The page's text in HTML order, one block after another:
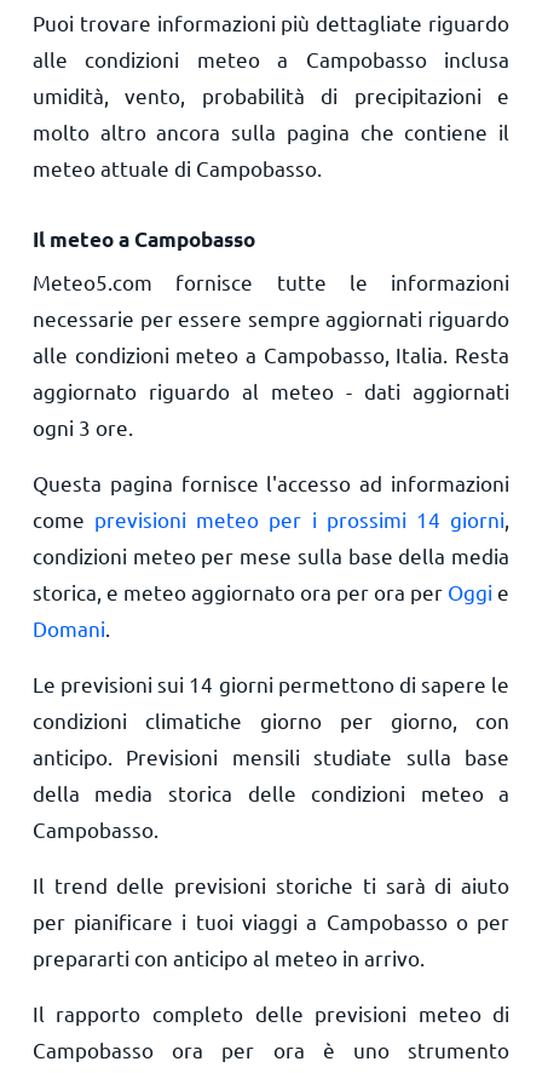
Puoi trovare informazioni più dettagliate riguardo
alle condizioni meteo a Campobasso inclusa
umidità, vento, probabilità di precipitazioni e
molto altro ancora sulla pagina che contiene il
meteo attuale di Campobasso.
Il meteo a Campobasso
Meteo5.com fornisce tutte le informazioni
necessarie per essere sempre aggiornati riguardo
alle condizioni meteo a Campobasso, Italia. Resta
aggiornato riguardo al meteo - dati aggiornati
ogni 3 ore.
Questa pagina fornisce l'accesso ad informazioni
come previsioni meteo per i prossimi 14 giorni
condizioni meteo per mese sulla base della media
storica, e meteo aggiornato ora per ora per Oggi e
Domani
Le previsioni sui 14 giorni permettono di sapere le
condizioni climatiche giorno per giorno, con
anticipo. Previsioni mensili studiate sulla base
della media storica delle condizioni meteo a
Campobasso.
Il trend delle previsioni storiche ti sarà di aiuto
per pianificare i tuoi viaggi a Campobasso o per
prepararti con anticipo al meteo in arrivo.
Il rapporto completo delle previsioni meteo di
Campobasso ora per ora è uno strumento